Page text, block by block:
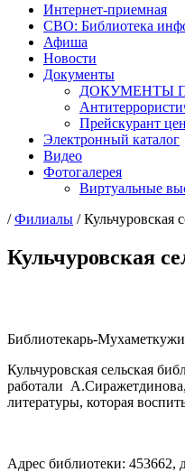
Интернет-приемная
СВО: Библиотека
Афиша
Новости
Документы
ДОКУМЕНТЫ
Прейскурант
Электронный каталог
Видео
Фотогалерея
Виртуальные
/Филиалы /Кульчуровская
Кульчуровская
Библиотекарь-
Кульчуровская сельская
работали
литературы, которая
Адрес библиотеки: 453662,